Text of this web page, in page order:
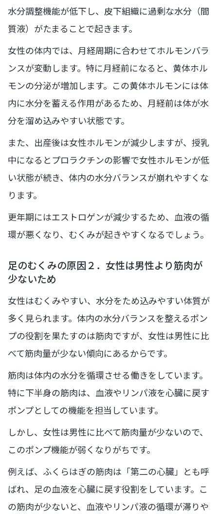
水分調整機能が低下し、皮下組織に過剰な水分（間
質液）がたまることで起きます。
女性の体内では、月経周期に合わせてホルモンバラ
ンスが変動します。特に月経前になると、黄体ホル
モンの分泌が増加します。この黄体ホルモンには体
内に水分を蓄える作用があるため、月経前は体が水
分を溜め込みやすい状態です。
また、出産後は女性ホルモンが減少しますが、授乳
中になるとプロラクチンの影響で女性ホルモンが低
い状態が続き、体内の水分バランスが崩れやすくな
ります。
更年期にはエストロゲンが減少するため、血液の循
環が悪くなり、むくみが起きやすくなるでしょう。
足のむくみの原因２．女性は男性より筋肉が
少ないため
女性はむくみやすい、水分をため込みやすい体質が
多く見られます。体内の水分バランスを整えるポン
プの役割を果たすのは筋肉ですが、女性は男性に比
べて筋肉量が少ない傾向にあるからです。
筋肉は体内の水分を循環させる働きをしています。
特に下半身の筋肉は、血液やリンパ液を心臓に戻す
ポンプとしての機能を担当しています。
しかし、女性は男性に比べて筋肉量が少ないので、
このポンプ機能が弱くなりがちです。
例えば、ふくらはぎの筋肉は「第二の心臓」とも呼
ばれ、足の血液を心臓に戻す役割をしています。こ
の筋肉が少ないと、血液やリンパ液の循環が滞りや